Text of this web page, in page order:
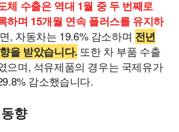
체 수출은 역대 1월 중 두 번째로
하며 15개월 연속 플러스를 유지하
, 자동차는 19.6% 감소하며 전년
을 받았습니다. 또한 차 부품 수출
으며, 석유제품의 경우는 국제유가
감소했습니다.
향